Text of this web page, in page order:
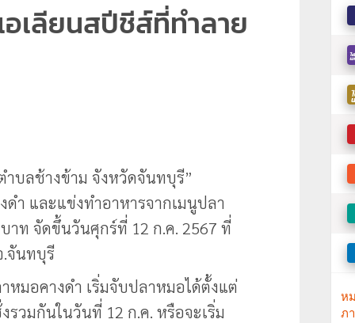
เลียนสปีชีส์ที่ทำลาย
ำบลช้างข้าม จังหวัดจันทบุรี”
ำ และแข่งทำอาหารจากเมนูปลา
าท จัดขึ้นวันศุกร์ที่ 12 ก.ค. 2567 ที่
.จันทบุรี
หมอคางดำ เริ่มจับปลาหมอได้ตั้งแต่
วมกันในวันที่ 12 ก.ค. หรือจะเริ่ม